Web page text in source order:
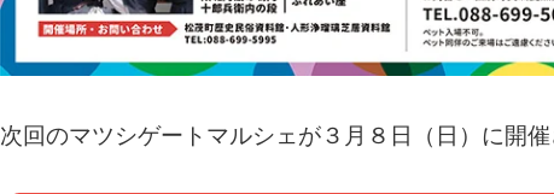
次回のマツシゲートマルシェが３月８日（日）に開催